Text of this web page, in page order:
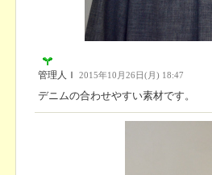
管理人Ｉ 2015年10月26日(月) 18:47
デニムの合わせやすい素材です。